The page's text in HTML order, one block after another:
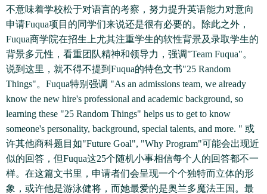
不意味着学校松于对语言的考察，努力提升英语能力对意向
申请Fuqua项目的同学们来说还是很有必要的。除此之外，
Fuqua商学院在招生上尤其注重学生的软性背景及录取学生的
背景多元性，看重团队精神和领导力，强调"Team Fuqua"。
说到这里，就不得不提到Fuqua的特色文书"25 Random
Things"。Fuqua特别强调 "As an admissions team, we already
know the new hire's professional and academic background, so
learning these "25 Random Things" helps us to get to know
someone's personality, background, special talents, and more. " 或
许其他商科题目如"Future Goal", "Why Program"可能会出现近
似的回答，但Fuqua这25个随机小事相信每个人的回答都不一
样。在这篇文书里，申请者们会呈现一个个独特而立体的形
象，或许他是游泳健将，而她最爱的是奥兰多魔法王国。最